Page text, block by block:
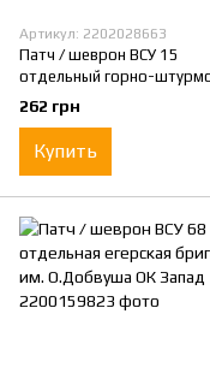
Артикул: 2202028663
Патч / шеврон ВСУ 15
отдельный горно-
Севастопольский батальон
262 грн
Купить